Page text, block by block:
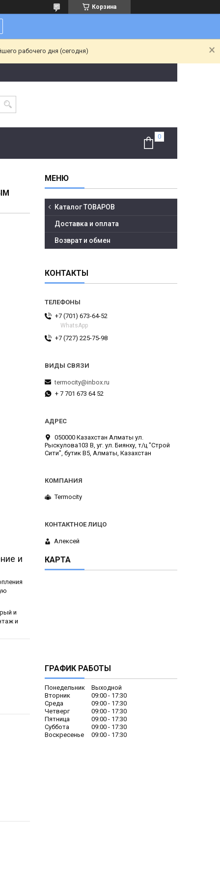
Корзина
рабочего дня (сегодня)
и
и
и
Каталог ТОВАРОВ
Доставка и оплата
Возврат и обмен
КОНТАКТЫ
+7 (701) 673-64-52
WhatsApp
+7 (727) 225-75-98
termocity@inbox.ru
+ 7 701 673 64 52
050000 Казахстан Алматы ул.
Рыскулова103 В, уг. ул. Биянху, т/ц "Строй
Сити", бутик В5, Алматы, Казахстан
Termocity
Алексей
КАРТА
ГРАФИК РАБОТЫ
Понедельник
Выходной
Вторник
09:00
17:30
Среда
09:00
17:30
Четверг
09:00
17:30
Пятница
09:00
17:30
Суббота
09:00
17:30
Воскресенье
09:00 17:30